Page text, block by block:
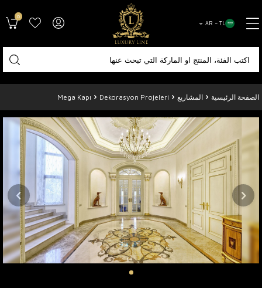
AR − TL
0
الصفحة الرئيسية المشاريع Dekorasyon Projeleri
Mega Kapı